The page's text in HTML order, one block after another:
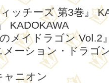
ッチーズ 第3巻』
KADOKAWA
メイドラゴン Vol.2
メーション・ドラゴ
ャニオン